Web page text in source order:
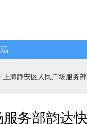
上海静安区人民广场服务部
服务部韵达